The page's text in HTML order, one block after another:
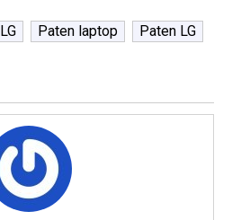
LG Paten laptop Paten LG